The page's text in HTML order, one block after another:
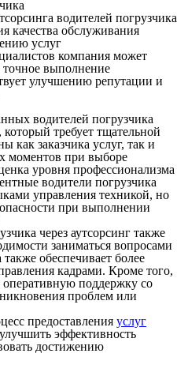
водителей погрузчика
качества обслуживания
услуг
компания может
точное выполнение
улучшению репутации и
водителей погрузчика
требует тщательной
как заказчика услуг, так и
моментов при выборе
уровня профессионализма
водители погрузчика
управления техникой, но
при выполнении
через аутсорсинг также
заниматься вопросами
обеспечивает более
кадрами. Кроме того,
оперативную поддержку со
проблем или
предоставления услуг
эффективность
достижению